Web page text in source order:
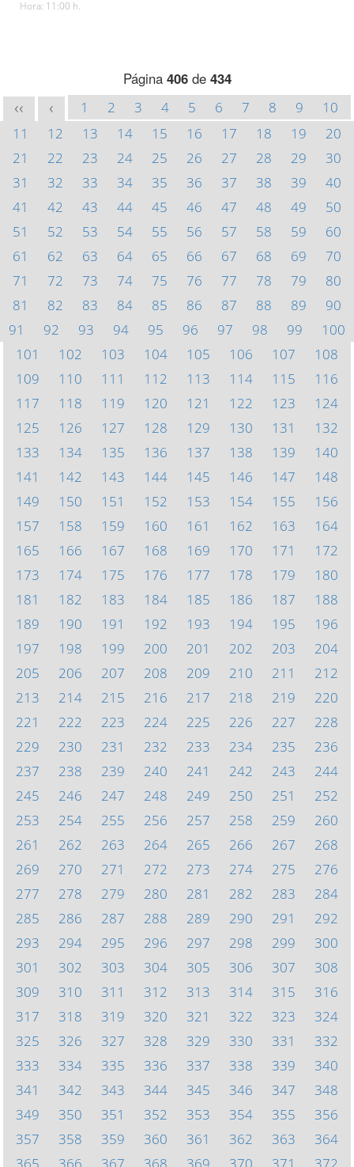
Hora: 11:00 h.
Página 406de 434
<< < 1 2 3 4 5 6 7 8 9
10
11
12 13 14 15 16 17 18 19
20
21
22 23 24 25 26 27 28 29
30
31
32 33 34 35 36 37 38 39
40
41
42 43 44 45 46 47 48 49
50
51
52 53 54 55 56 57 58 59
60
61
62 63 64 65 66 67 68 69
70
71
72 73 74 75 76 77 78 79
80
81
82 83 84 85 86 87 88 89
90
91
92 93 94 95 96 97 98 99
100
101
102 103 104 105 106 107
108
109
110 111 112 113 114 115
116
117
118 119 120 121 122 123
124
125
126 127 128 129 130 131
132
133
134 135 136 137 138 139
140
141
142 143 144 145 146 147
148
149
150 151 152 153 154 155
156
157
158 159 160 161 162 163
164
165
166 167 168 169 170 171
172
173
174 175 176 177 178 179
180
181
182 183 184 185 186 187
188
189
190 191 192 193 194 195
196
197
198 199 200 201 202 203
204
205
206 207 208 209 210 211
212
213
214 215 216 217 218 219
220
221
222 223 224 225 226 227
228
229
230 231 232 233 234 235
236
237
238 239 240 241 242 243
244
245
246 247 248 249 250 251
252
253
254 255 256 257 258 259
260
261
262 263 264 265 266 267
268
269
270 271 272 273 274 275
276
277
278 279 280 281 282 283
284
285
286 287 288 289 290 291
292
293
294 295 296 297 298 299
300
301
302 303 304 305 306 307
308
309
310 311 312 313 314 315
316
317
318 319 320 321 322 323
324
325
326 327 328 329 330 331
332
333
334 335 336 337 338 339
340
341
342 343 344 345 346 347
348
349
350 351 352 353 354 355
356
357
358 359 360 361 362 363
364